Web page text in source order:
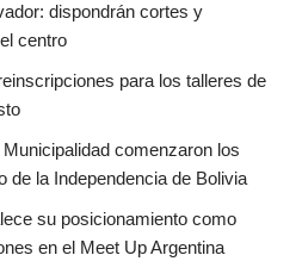
dispondrán cortes y
centro
para los talleres de
comenzaron los
de la Independencia de Bolivia
su posicionamiento como
en el Meet Up Argentina